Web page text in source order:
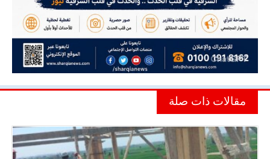
مقالات ذات صلة